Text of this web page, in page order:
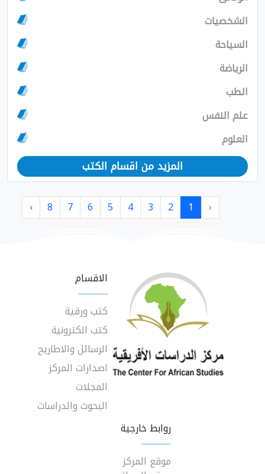
الشخصيات
السياحة
الرياضة
الطب
علم النفس
العلوم
المزيد من اقسام الكتب
‹
1
2
3
4
5
6
7
8
›
الاقسام
كتب ورقية
كتب الكترونية
الرسائل والاطاريح
اصدارات المركز
المجلات
البحوث والدراسات
روابط خارجية
موقع المركز